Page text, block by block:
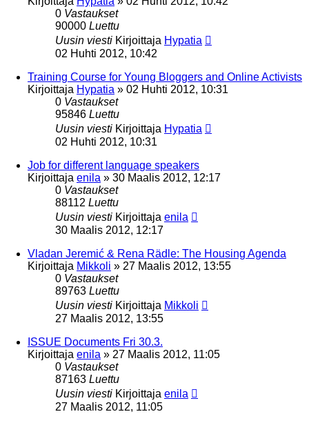
0 Vastaukset
90000 Luettu
Uusin viesti Kirjoittaja Hypatia
02 Huhti 2012, 10:42
Training Course for Young Bloggers and Online Activists
Kirjoittaja Hypatia » 02 Huhti 2012, 10:31
0 Vastaukset
95846 Luettu
Uusin viesti Kirjoittaja Hypatia
02 Huhti 2012, 10:31
Job for different language speakers
Kirjoittaja enila » 30 Maalis 2012, 12:17
0 Vastaukset
88112 Luettu
Uusin viesti Kirjoittaja enila
30 Maalis 2012, 12:17
Vladan Jeremić & Rena Rädle: The Housing Agenda
Kirjoittaja Mikkoli » 27 Maalis 2012, 13:55
0 Vastaukset
89763 Luettu
Uusin viesti Kirjoittaja Mikkoli
27 Maalis 2012, 13:55
ISSUE Documents Fri 30.3.
Kirjoittaja enila » 27 Maalis 2012, 11:05
0 Vastaukset
87163 Luettu
Uusin viesti Kirjoittaja enila
27 Maalis 2012, 11:05